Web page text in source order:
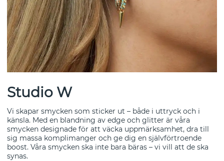
Studio W
Vi skapar smycken som sticker ut – både i uttryck och i
känsla. Med en blandning av edge och glitter är våra
smycken designade för att väcka uppmärksamhet, dra till
sig massa komplimanger och ge dig en självförtroende
boost. Våra smycken ska inte bara bäras – vi vill att de ska
synas.